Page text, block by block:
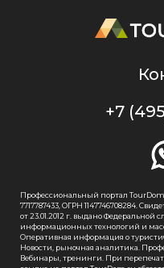
+7
Профессиональный портал
7717787433, ОГРН 1147746708284.
от 23.01.2012 г. выдано Федеральной
информационных технологий и
Оперативная информация о
Новости, рыночная аналитика.
Вебинары, тренинги. При